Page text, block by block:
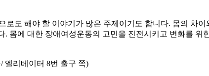
로도 해야 할 이야기가 많은 주제이기도 합니다. 몸의 차
몸에 대한 장애여성운동의 고민을 진전시키고 변화를 위
엘리베이터 8번 출구 쪽)